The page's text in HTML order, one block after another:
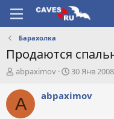
Барахолка
Продаются
А
т
о
abpaximov
Д
т
30 Янв 2008
A abpaximov